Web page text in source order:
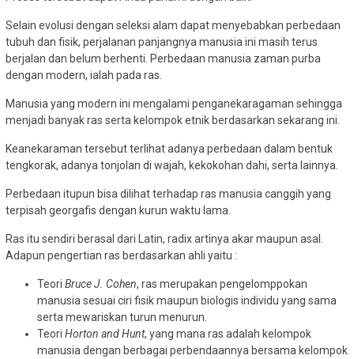
Selain evolusi dengan seleksi alam dapat menyebabkan perbedaan
tubuh dan fisik, perjalanan panjangnya manusia ini masih terus
berjalan dan belum berhenti. Perbedaan manusia zaman purba
dengan modern, ialah pada ras.
Manusia yang modern ini mengalami penganekaragaman sehingga
menjadi banyak ras serta kelompok etnik berdasarkan sekarang ini.
Keanekaraman tersebut terlihat adanya perbedaan dalam bentuk
tengkorak, adanya tonjolan di wajah, kekokohan dahi, serta lainnya.
Perbedaan itupun bisa dilihat terhadap ras manusia canggih yang
terpisah georgafis dengan kurun waktu lama.
Ras itu sendiri berasal dari Latin, radix artinya akar maupun asal.
Adapun pengertian ras berdasarkan ahli yaitu :
Teori Bruce J. Cohen, ras merupakan pengelomppokan
manusia sesuai ciri fisik maupun biologis individu yang sama
serta mewariskan turun menurun.
Teori Horton and Hunt, yang mana ras adalah kelompok
manusia dengan berbagai perbendaannya bersama kelompok